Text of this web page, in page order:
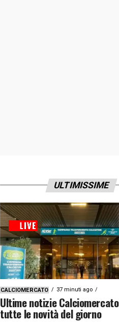
ULTIMISSIME
CALCIOMERCATO 37 minuti ago
Ultime notizie Calciomercato
tutte le novità del giorno